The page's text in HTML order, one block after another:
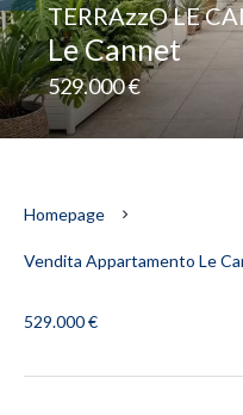
TERRAzzO LE
Le Cannet
529.000 €
Homepage
Vendita Appartamento Le
529.000 €